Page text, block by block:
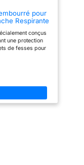
pour
Respirante
conçus
une protection
de fesses pour
sûr et
hanche pour la
un soutien et un
protection
prolongée,
Coussin de